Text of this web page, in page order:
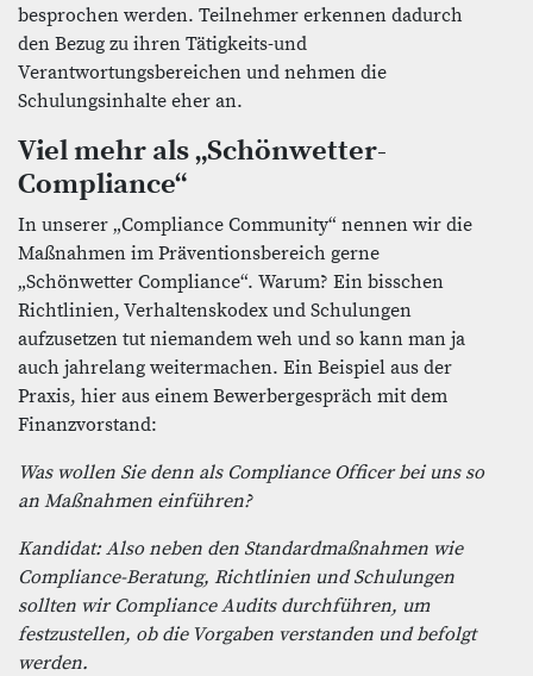
besprochen werden. Teilnehmer erkennen dadurch
den Bezug zu ihren Tätigkeits-und
Verantwortungsbereichen und nehmen die
Schulungsinhalte eher an.
Viel mehr als „Schönwetter-
Compliance“
In unserer „Compliance Community“ nennen wir die
Maßnahmen im Präventionsbereich gerne
„Schönwetter Compliance“. Warum? Ein bisschen
Richtlinien, Verhaltenskodex und Schulungen
aufzusetzen tut niemandem weh und so kann man ja
auch jahrelang weitermachen. Ein Beispiel aus der
Praxis, hier aus einem Bewerbergespräch mit dem
Finanzvorstand:
Was wollen Sie denn als Compliance Officer bei uns so
an Maßnahmen einführen?
Kandidat: Also neben den Standardmaßnahmen wie
Compliance-Beratung, Richtlinien und Schulungen
sollten wir Compliance Audits durchführen, um
festzustellen, ob die Vorgaben verstanden und befolgt
werden.